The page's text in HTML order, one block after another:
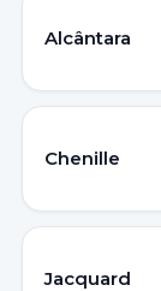
Alcântara
Chenille
Jacquard